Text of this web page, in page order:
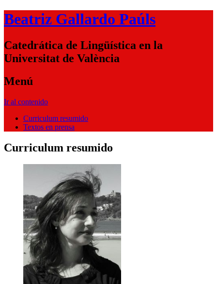
Beatriz Gallardo Paúls
Catedrática de Lingüística en la
Universitat de València
Menú
Ir al contenido
Curriculum resumido
Textos en prensa
Curriculum resumido